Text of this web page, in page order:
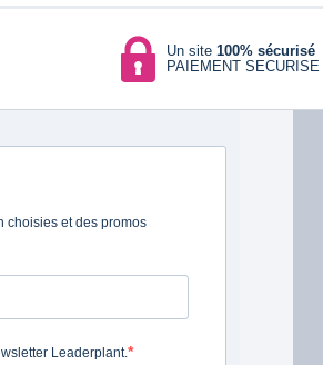
Un site 100% sécurisé
PAIEMENT SECURISE
choisies et des promos
Leaderplant.